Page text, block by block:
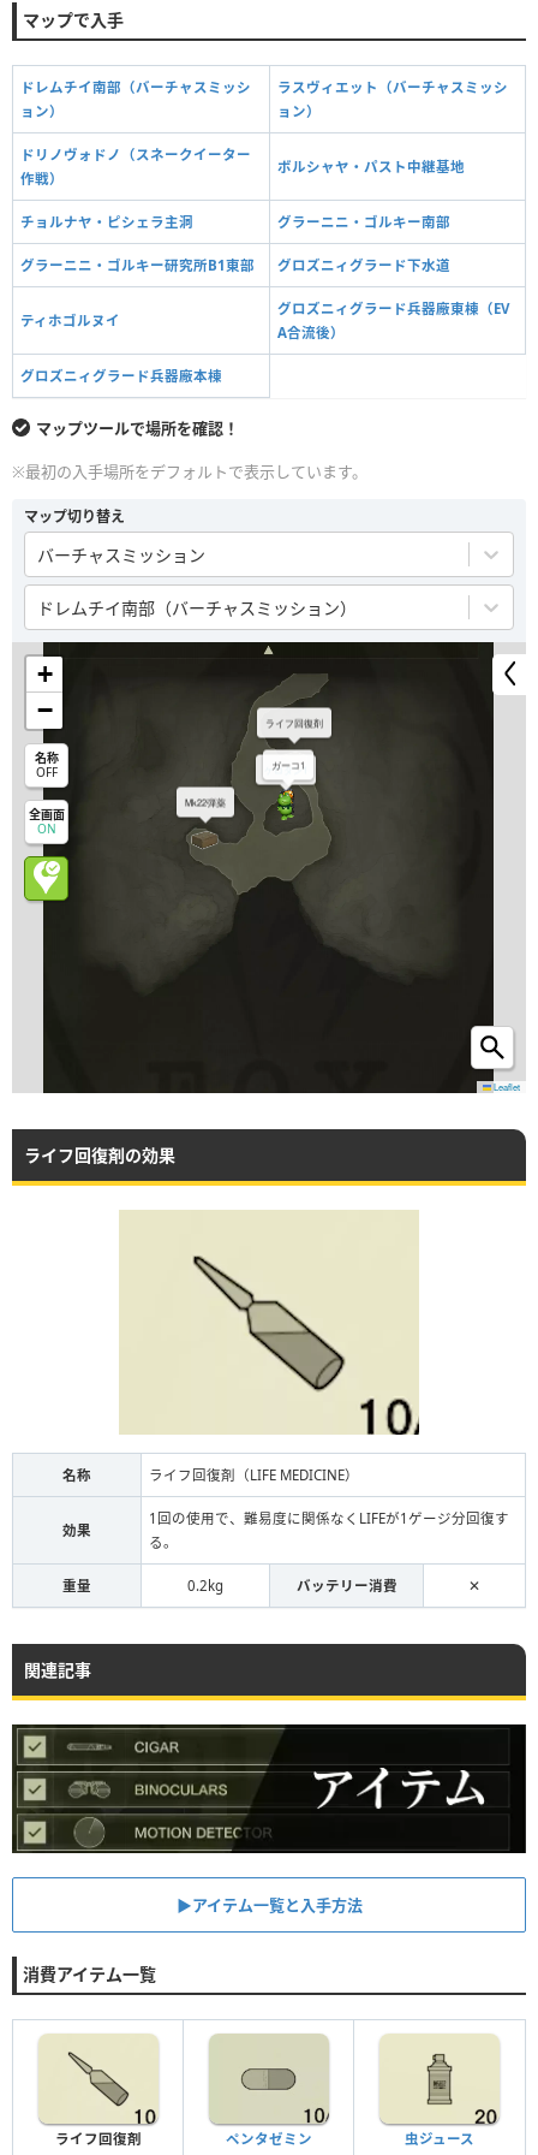
マップで入手
ドレムチイ南部（バーチャスミッシ
ョン）
ラスヴィエット（バーチャスミッシ
ョン）
ドリノヴォドノ（スネークイーター
作戦）
ボルシャヤ・パスト中継基地
チョルナヤ・ピシェラ主洞 グラーニニ・ゴルキー南部
グラーニニ・ゴルキー研究所B1東部 グロズニィグラード下水道
ティホゴルヌイ
グロズニィグラード兵器廠東棟（EV
A合流後）
グロズニィグラード兵器廠本棟
マップツールで場所を確認！
※最初の入手場所をデフォルトで表示しています。
マップ切り替え
バーチャスミッション
ドレムチイ南部（バーチャスミッション）
ケロタン1
ガーコ1
ライフ回復剤
Mk22弾薬
+
−
名称
OFF
全画面
ON
Leaflet
ライフ回復剤の効果
名称 ライフ回復剤（LIFE MEDICINE）
効果
1回の使用で、難易度に関係なくLIFEが1ゲージ分回復す
る。
重量 0.2kg バッテリー消費 ✕
関連記事
▶︎アイテム一覧と入手方法
消費アイテム一覧
ライフ回復剤 ペンタゼミン 虫ジュース